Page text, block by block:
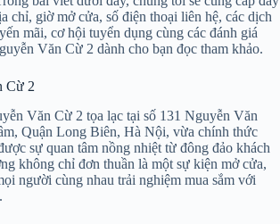
chỉ, giờ mở cửa, số điện thoại liên hệ, các dịch
mãi, cơ hội tuyển dụng cùng các đánh giá
Văn Cừ 2 dành cho bạn đọc tham khảo.
Cừ 2
Văn Cừ 2 tọa lạc tại số 131 Nguyễn Văn
Quận Long Biên, Hà Nội, vừa chính thức
sự quan tâm nồng nhiệt từ đông đảo khách
không chỉ đơn thuần là một sự kiện mở cửa,
người cùng nhau trải nghiệm mua sắm với